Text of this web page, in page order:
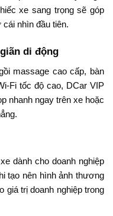
xe sang trọng sẽ góp
nhìn đầu tiên.
di động
massage cao cấp, bàn
Fi tốc độ cao, DCar VIP
nhanh ngay trên xe hoặc
dành cho doanh nghiệp
tạo nên hình ảnh thương
giá trị doanh nghiệp trong